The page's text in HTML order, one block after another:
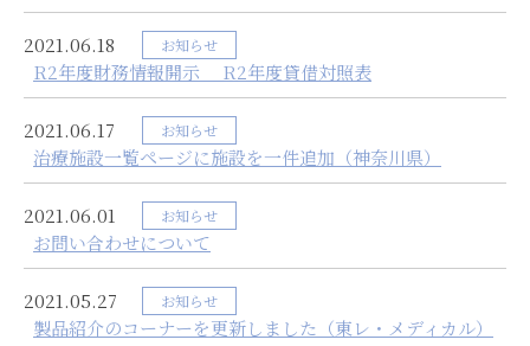
2021.06.18 お知らせ
R2年度財務情報開示 R2年度貸借対照表
2021.06.17 お知らせ
治療施設一覧ページに施設を一件追加（神奈川県）
2021.06.01 お知らせ
お問い合わせについて
2021.05.27 お知らせ
製品紹介のコーナーを更新しました（東レ・メディカル）